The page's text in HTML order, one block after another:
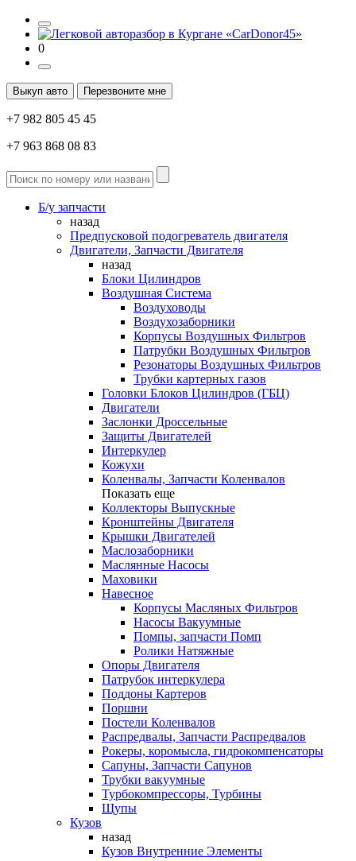
0
Выкуп авто Перезвоните мне
+7 982 805 45 45
+7 963 868 08 83
Б/у запчасти
назад
Предпусковой подогреватель двигателя
Двигатели, Запчасти Двигателя
назад
Блоки Цилиндров
Воздушная Система
Воздуховоды
Воздухозаборники
Корпусы Воздушных Фильтров
Патрубки Воздушных Фильтров
Резонаторы Воздушных Фильтров
Трубки картерных газов
Головки Блоков Цилиндров (ГБЦ)
Двигатели
Заслонки Дроссельные
Защиты Двигателей
Интеркулер
Кожухи
Коленвалы, Запчасти Коленвалов
Показать еще
Коллекторы Выпускные
Кронштейны Двигателя
Крышки Двигателей
Маслозаборники
Маслянные Насосы
Маховики
Навесное
Корпусы Масляных Фильтров
Насосы Вакуумные
Помпы, запчасти Помп
Ролики Натяжные
Опоры Двигателя
Патрубок интеркулера
Поддоны Картеров
Поршни
Постели Коленвалов
Распредвалы, Запчасти Распредвалов
Рокеры, коромысла, гидрокомпенсаторы
Сапуны, Запчасти Сапунов
Трубки вакуумные
Турбокомпрессоры, Турбины
Щупы
Кузов
назад
Кузов Внутренние Элементы